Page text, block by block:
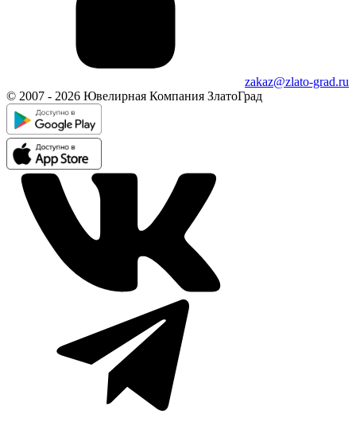
zakaz@zlato-grad.ru
© 2007 - 2026 Ювелирная Компания ЗлатоГрад